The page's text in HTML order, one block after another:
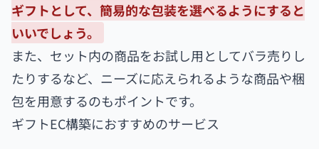
ギフトとして、簡易的な包装を選べるようにすると
いいでしょう。
また、セット内の商品をお試し用としてバラ売りし
たりするなど、ニーズに応えられるような商品や梱
包を用意するのもポイントです。
ギフトEC構築におすすめのサービス